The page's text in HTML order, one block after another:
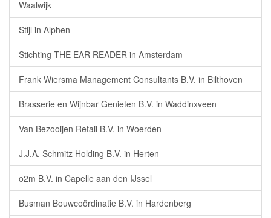
Waalwijk
Stijl in Alphen
Stichting THE EAR READER in Amsterdam
Frank Wiersma Management Consultants B.V. in Bilthoven
Brasserie en Wijnbar Genieten B.V. in Waddinxveen
Van Bezooijen Retail B.V. in Woerden
J.J.A. Schmitz Holding B.V. in Herten
o2m B.V. in Capelle aan den IJssel
Busman Bouwcoördinatie B.V. in Hardenberg